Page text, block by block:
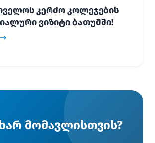
კერძო კოლეჯების
ვიზიტი ბათუმში!
მომავლისთვის?